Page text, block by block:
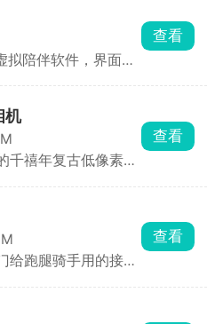
属虚拟恋人，设定其
对话风格。
增强功能，AI会记住
重要信息，无论是日
拟陪伴软件，界面是
演特别合适。首页除
有喝水打卡、备忘
些小工具，日常细碎
，24小时随时可以找
查看
机
千禧年复古低像素照
直接拍照，手机相册
也能导进去套复古滤
。A620专门拍人
是冷白皮奶油肌自
系风景绝配。还有
查看
给跑腿骑手用的接单
比普通外卖高不少。
查看